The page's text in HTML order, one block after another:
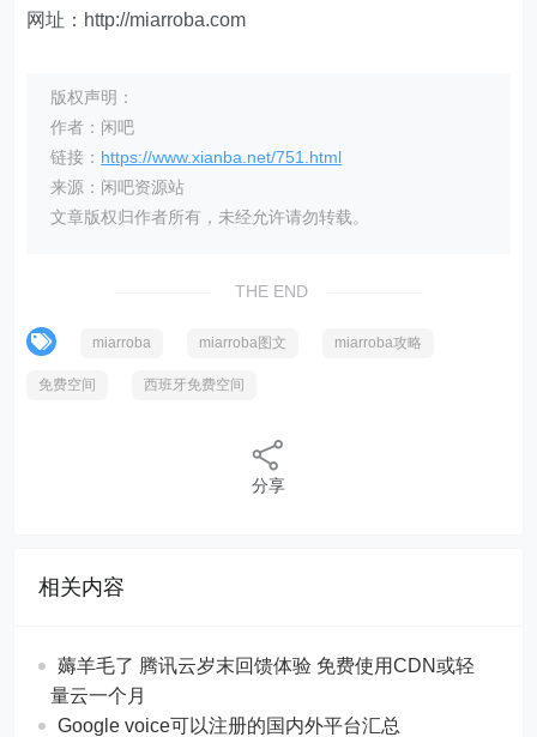
网址：http://miarroba.com
版权声明：
作者：闲吧
链接： https://www.xianba.net/751.html
来源：闲吧资源站
文章版权归作者所有，未经允许请勿转载。
THE END
miarroba miarroba图文 miarroba攻略
免费空间 西班牙免费空间
分享
相关内容
薅羊毛了 腾讯云岁末回馈体验 免费使用CDN或轻
量云一个月
Google voice可以注册的国内外平台汇总